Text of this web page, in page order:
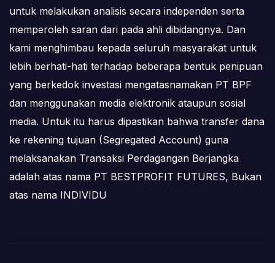
untuk melakukan analisis secara independen serta
memperoleh saran dari pada ahli dibidangnya. Dan
kami menghimbau kepada seluruh masyarakat untuk
lebih berhati-hati terhadap beberapa bentuk penipuan
yang berkedok investasi mengatasnamakan PT BPF
dan menggunakan media elektronik ataupun sosial
media. Untuk itu harus dipastikan bahwa transfer dana
ke rekening tujuan (Segregated Account) guna
melaksanakan Transaksi Perdagangan Berjangka
adalah atas nama PT BESTPROFIT FUTURES, Bukan
atas nama INDIVIDU